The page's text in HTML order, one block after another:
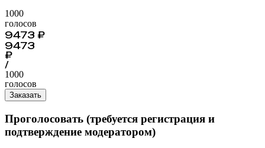
1000
голосов
9473 ₽
9473
₽
/
1000
голосов
Заказать
Проголосовать (требуется регистрация и
подтверждение модератором)